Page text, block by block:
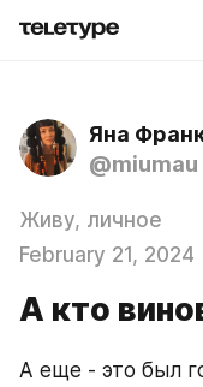
Яна
@miumau
Живу, личное
February 21, 2024
А кто
А еще - это был